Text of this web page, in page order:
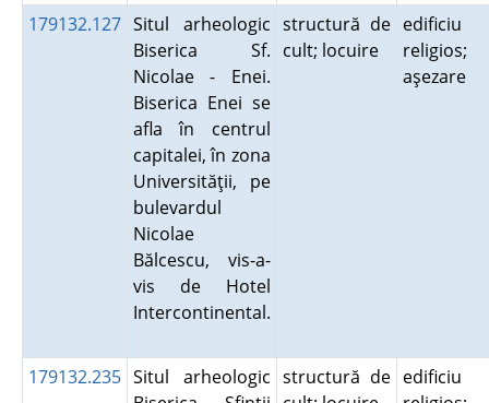
179132.127 Situl arheologic
Biserica Sf.
Nicolae - Enei.
Biserica Enei se
afla în centrul
capitalei, în zona
Universităţii, pe
bulevardul
Nicolae
Bălcescu, vis-a-
vis de Hotel
Intercontinental.
structură de
cult; locuire
edificiu
religios;
aşezare
179132.235 Situl arheologic structură de edificiu